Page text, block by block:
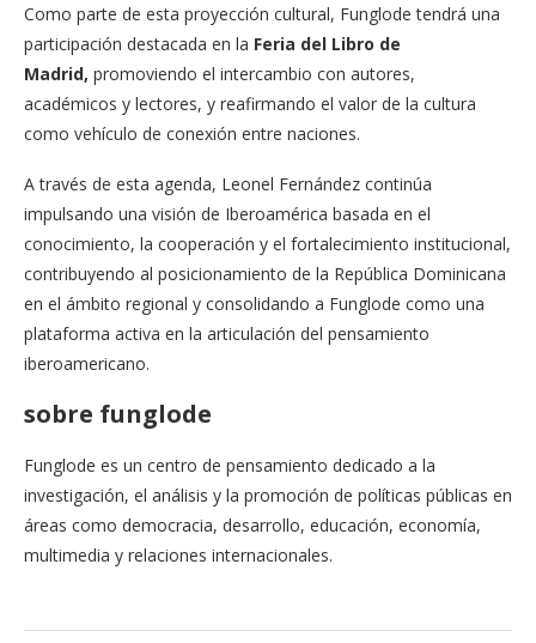
Como parte de esta proyección cultural, Funglode tendrá una
participación destacada en la Feria del Libro de
Madrid, promoviendo el intercambio con autores,
académicos y lectores, y reafirmando el valor de la cultura
como vehículo de conexión entre naciones.
A través de esta agenda, Leonel Fernández continúa
impulsando una visión de Iberoamérica basada en el
conocimiento, la cooperación y el fortalecimiento institucional,
contribuyendo al posicionamiento de la República Dominicana
en el ámbito regional y consolidando a Funglode como una
plataforma activa en la articulación del pensamiento
iberoamericano.
sobre funglode
Funglode es un centro de pensamiento dedicado a la
investigación, el análisis y la promoción de políticas públicas en
áreas como democracia, desarrollo, educación, economía,
multimedia y relaciones internacionales.